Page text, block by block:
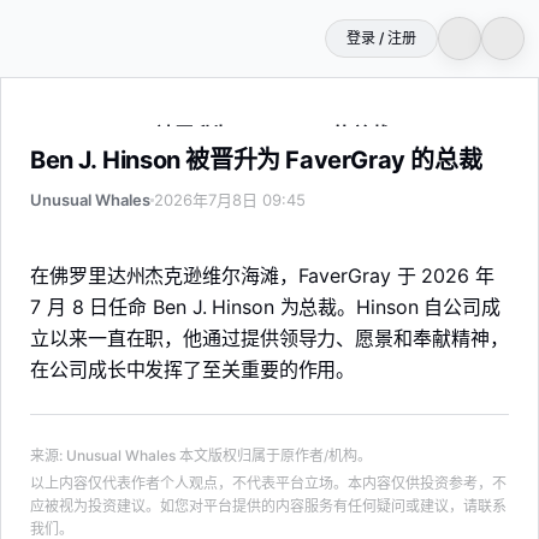
登录 / 注册
Ben J. Hinson 被晋升为 FaverGray 的总裁
Ben J. Hinson 被晋升为 FaverGray 的总裁
Unusual Whales 2026年7月8日 09:45
在佛罗里达州杰克逊维尔海滩，FaverGray 于 2026 年
7 月 8 日任命 Ben J. Hinson 为总裁。Hinson 自公司成
立以来一直在职，他通过提供领导力、愿景和奉献精神，
在公司成长中发挥了至关重要的作用。
来源: Unusual Whales 本文版权归属于原作者/机构。
以上内容仅代表作者个人观点，不代表平台立场。本内容仅供投资参考，不
应被视为投资建议。如您对平台提供的内容服务有任何疑问或建议，请联系
我们。